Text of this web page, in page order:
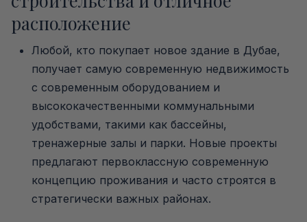
расположение
Любой, кто покупает новое здание в Дубае,
получает самую современную недвижимость
с современным оборудованием и
высококачественными коммунальными
удобствами, такими как бассейны,
тренажерные залы и парки. Новые проекты
предлагают первоклассную современную
концепцию проживания и часто строятся в
стратегически важных районах.